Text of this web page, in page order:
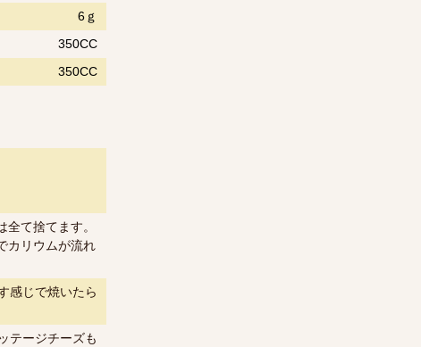
6ｇ
350CC
350CC
て捨てます。
カリウムが流れ
感じで焼いたら
テージチーズも